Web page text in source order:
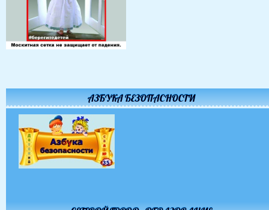
АЗБУКА БЕЗОПАСНОСТИ